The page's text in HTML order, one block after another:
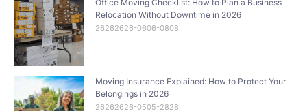
Office Moving Checklist: How to Plan a Business
Relocation Without Downtime in 2026
26262626-0606-0808
Moving Insurance Explained: How to Protect Your
Belongings in 2026
26262626-0505-2828